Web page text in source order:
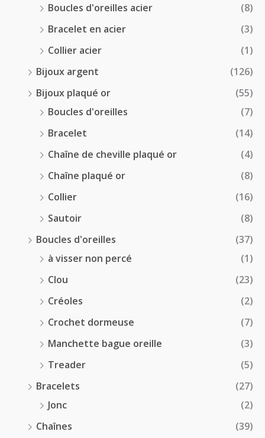
Boucles d'oreilles acier
(8)
Bracelet en acier
(3)
Collier acier
(1)
Bijoux argent
(126)
Bijoux plaqué or
(55)
Boucles d'oreilles
(7)
Bracelet
(14)
Chaîne de cheville plaqué or
(4)
Chaîne plaqué or
(8)
Collier
(16)
Sautoir
(8)
Boucles d'oreilles
(37)
à visser non percé
(1)
Clou
(23)
Créoles
(2)
Crochet dormeuse
(7)
Manchette bague oreille
(3)
Treader
(5)
Bracelets
(27)
Jonc
(2)
Chaînes
(39)